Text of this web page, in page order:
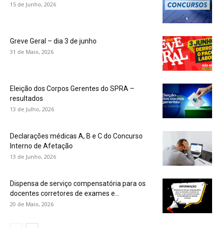
15 de Junho, 2026
Greve Geral – dia 3 de junho
31 de Maio, 2026
Eleição dos Corpos Gerentes do SPRA –
resultados
13 de Julho, 2026
Declarações médicas A, B e C do Concurso
Interno de Afetação
13 de Junho, 2026
Dispensa de serviço compensatória para os
docentes corretores de exames e...
20 de Maio, 2026